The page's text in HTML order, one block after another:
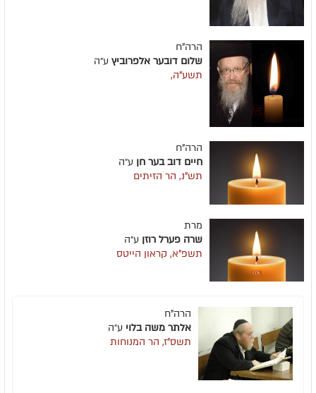
הרה"ח
שלום דובער אלפרוביץ ע״ה
תשע"ה,
הרה"ח
חיים דוב בער חן ע״ה
תש"נ, הר הזיתים
מרת
שרה פערל רוזן ע״ה
תשפ"א, קראון הייטס
הרה"ח
אלתר משה בלוי ע״ה
תשס"ז, הר המנוחות